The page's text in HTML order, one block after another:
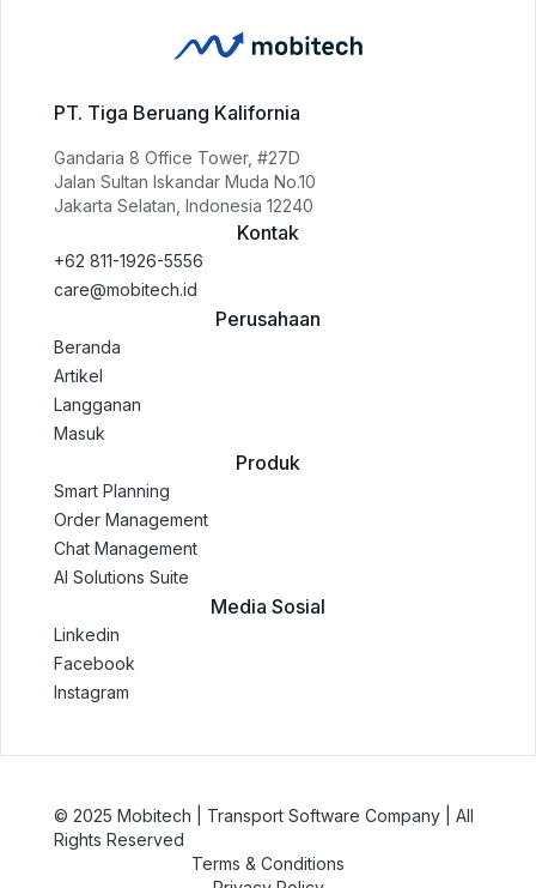
PT. Tiga Beruang Kalifornia
Gandaria 8 Office Tower, #27D
Jalan Sultan Iskandar Muda No.10
Jakarta Selatan, Indonesia 12240
Kontak
+62 811-1926-5556
care@mobitech.id
Perusahaan
Beranda
Artikel
Langganan
Masuk
Produk
Smart Planning
Order Management
Chat Management
AI Solutions Suite
Media Sosial
Linkedin
Facebook
Instagram
© 2025 Mobitech | Transport Software Company | All
Rights Reserved
Terms & Conditions